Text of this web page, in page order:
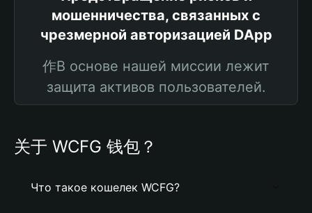
мошенничества, связанных с
чрезмерной авторизацией DApp
作В основе нашей миссии лежит
защита активов пользователей.
关于 WCFG 钱包？
Что такое кошелек WCFG?